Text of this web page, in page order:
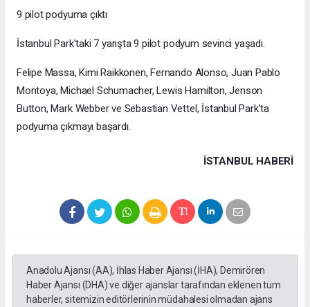
9 pilot podyuma çıktı
İstanbul Park'taki 7 yarışta 9 pilot podyum sevinci yaşadı.
Felipe Massa, Kimi Raikkonen, Fernando Alonso, Juan Pablo
Montoya, Michael Schumacher, Lewis Hamilton, Jenson
Button, Mark Webber ve Sebastian Vettel, İstanbul Park'ta
podyuma çıkmayı başardı.
İSTANBUL HABERİ
Anadolu Ajansı (AA), İhlas Haber Ajansı (İHA), Demirören
Haber Ajansı (DHA) ve diğer ajanslar tarafından eklenen tüm
haberler, sitemizin editörlerinin müdahalesi olmadan ajans